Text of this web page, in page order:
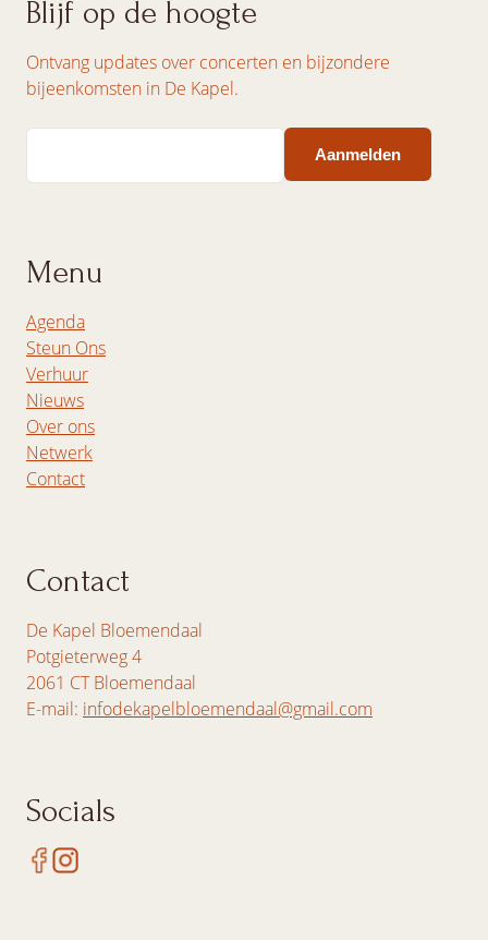
Blijf op de hoogte
Ontvang updates over concerten en bijzondere
bijeenkomsten in De Kapel.
Email
Menu
Agenda
Steun Ons
Verhuur
Nieuws
Over ons
Netwerk
Contact
Contact
De Kapel Bloemendaal
Potgieterweg 4
2061 CT Bloemendaal
E-mail: infodekapelbloemendaal@gmail.com
Socials